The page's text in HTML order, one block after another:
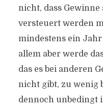
nicht, dass
versteuert werden
mindestens ein
allem aber werde
das es bei anderen
nicht gibt, zu wenig
dennoch unbedingt